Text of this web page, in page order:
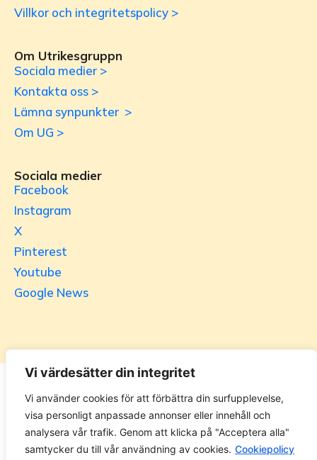
Vi värdesätter din integritet
Vi använder cookies för att förbättra din surfupplevelse,
visa personligt anpassade annonser eller innehåll och
analysera vår trafik. Genom att klicka på "Acceptera alla"
samtycker du till vår användning av cookies. Cookiepolicy
Villkor och integritetspolicy >
Om Utrikesgruppn
Sociala medier >
Kontakta oss >
Lämna synpunkter >
Om UG >
Sociala medier
Facebook
Instagram
X
Pinterest
Youtube
Google News
Utrikesgruppen
UG.se – representeras helt i privat regi av Svenska
Utrikesgruppen AB. Materialet på webbplatsen får ej
kopieras utan tillåtelse. Alla priser anges ink. moms. 14